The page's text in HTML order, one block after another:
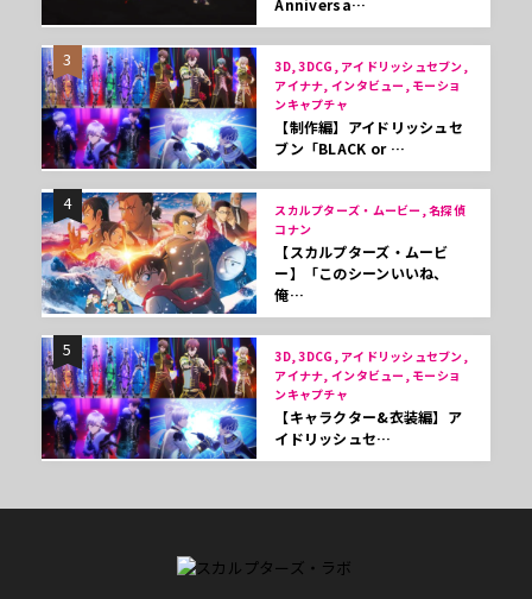
Anniversa…
3
3D, 3DCG, アイドリッシュセブン,
アイナナ, インタビュー, モーショ
ンキャプチャ
【制作編】アイドリッシュセ
ブン「BLACK or …
4
スカルプターズ・ムービー, 名探偵
コナン
【スカルプターズ・ムービ
ー】「このシーンいいね、
俺…
5
3D, 3DCG, アイドリッシュセブン,
アイナナ, インタビュー, モーショ
ンキャプチャ
【キャラクター&衣装編】ア
イドリッシュセ…